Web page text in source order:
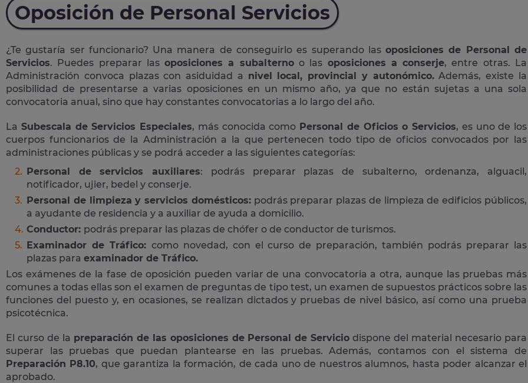
Oposición de Personal Servicios
¿Te gustaría ser funcionario? Una manera de conseguirlo es superando lasoposiciones de Personal de
Servicios. Puedes preparar lasoposiciones a subalternoo las oposiciones a conserje, entre otras. La
Administración convoca plazas con asiduidad a nivel local, provincial y autonómico.Además, existe la
posibilidad de presentarse a varias oposiciones en un mismo año, ya que no están sujetas a una sola
convocatoria anual, sino que hay constantes convocatorias a lo largo del año.
La Subescala de Servicios Especiales, más conocida como Personal de Oficios o Servicios, es uno de los
cuerpos funcionarios de la Administración a la que pertenecen todo tipo de oficios convocados por las
administraciones públicas y se podrá acceder a las siguientes categorías:
Personal de servicios auxiliares: podrás preparar plazas de subalterno, ordenanza, alguacil,
notificador, ujier, bedel y conserje.
Personal de limpieza y servicios domésticos:podrás preparar plazas de limpieza de edificios públicos,
a ayudante de residencia y a auxiliar de ayuda a domicilio.
Conductor: podrás preparar las plazas de chófer o de conductor de turismos.
Examinador de Tráfico: como novedad, con el curso de preparación, también podrás preparar las
plazas para examinador de Tráfico.
Los exámenes de la fase de oposición pueden variar de una convocatoria a otra, aunque las pruebas más
comunes a todas ellas son el examen de preguntas de tipo test, un examen de supuestos prácticos sobre las
funciones del puesto y, en ocasiones, se realizan dictados y pruebas de nivel básico, así como una prueba
psicotécnica.
El curso de la preparación de las oposiciones de Personal de Servicio dispone del material necesario para
superar las pruebas que puedan plantearse en las pruebas. Además, contamos con el sistema de
Preparación P8.10, que garantiza la formación, de cada uno de nuestros alumnos, hasta poder alcanzar el
aprobado.